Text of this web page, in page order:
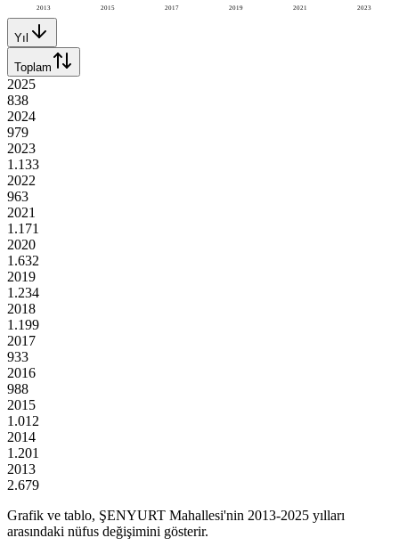
2013 2015 2017 2019 2021 2023
Yıl
Toplam
2025
838
2024
979
2023
1.133
2022
963
2021
1.171
2020
1.632
2019
1.234
2018
1.199
2017
933
2016
988
2015
1.012
2014
1.201
2013
2.679
Grafik ve tablo, ŞENYURT Mahallesi'nin 2013-2025 yılları
arasındaki nüfus değişimini gösterir.